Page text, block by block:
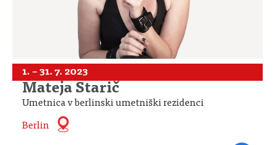
1. – 31. 7. 2023
Mateja Starič
Umetnica v berlinski umetniški rezidenci
Berlin